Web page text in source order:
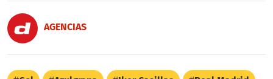
AGENCIAS